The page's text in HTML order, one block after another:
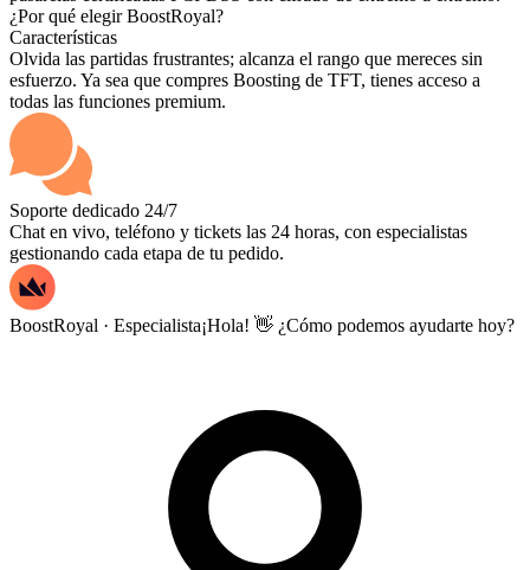
¿Por qué elegir BoostRoyal?
Características
Olvida las partidas frustrantes; alcanza el rango que mereces sin
esfuerzo. Ya sea que compres Boosting de TFT, tienes acceso a
todas las funciones premium.
Soporte dedicado 24/7
Chat en vivo, teléfono y tickets las 24 horas, con especialistas
gestionando cada etapa de tu pedido.
BoostRoyal · Especialista¡Hola! 👋 ¿Cómo podemos ayudarte hoy?